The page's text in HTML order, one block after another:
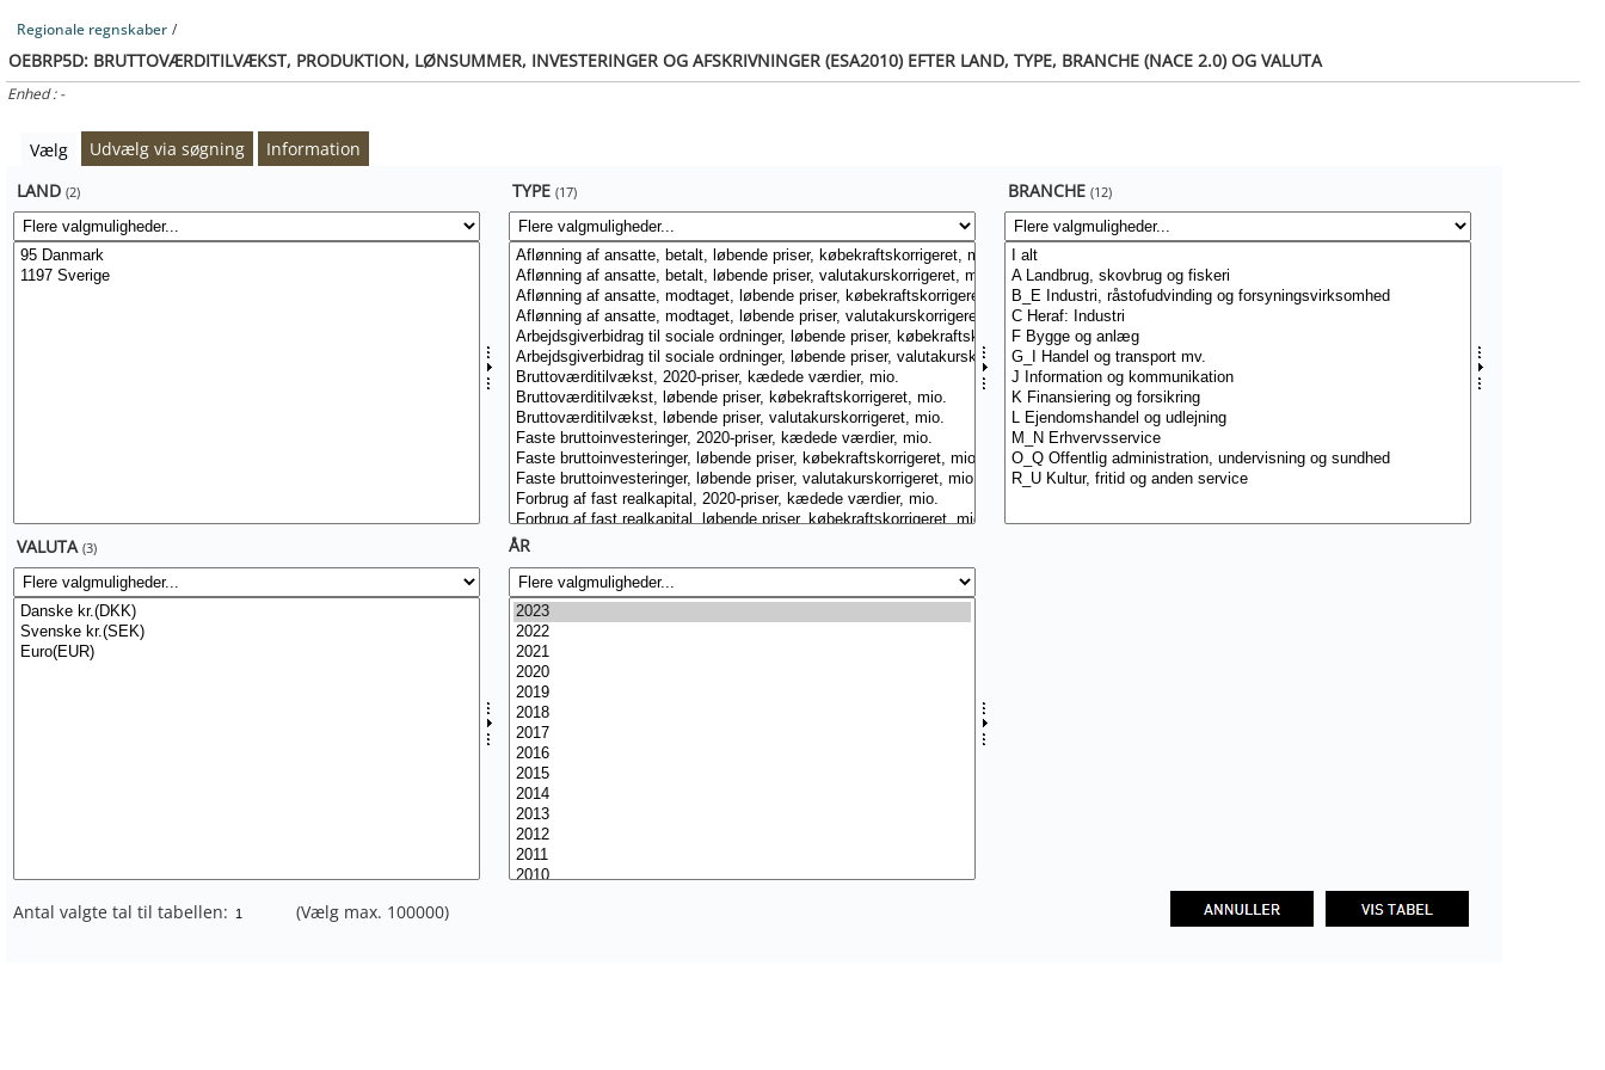
Regionale regnskaber /
OEBRP5D: BRUTTOVÆRDITILVÆKST, PRODUKTION, LØNSUMMER, INVESTERINGER OG AFSKRIVNINGER (ESA2010) EFTER LAND, TYPE, BRANCHE (NACE 2.0) OG VALUTA
Enhed : -
Vælg Udvælg via søgning
Information
LAND (2) TYPE (17) BRANCHE (12)
VALUTA (3) ÅR
Antal valgte tal til tabellen: (Vælg max. 100000)